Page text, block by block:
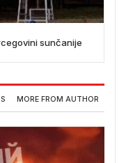
sunčanije
MORE FROM AUTHOR